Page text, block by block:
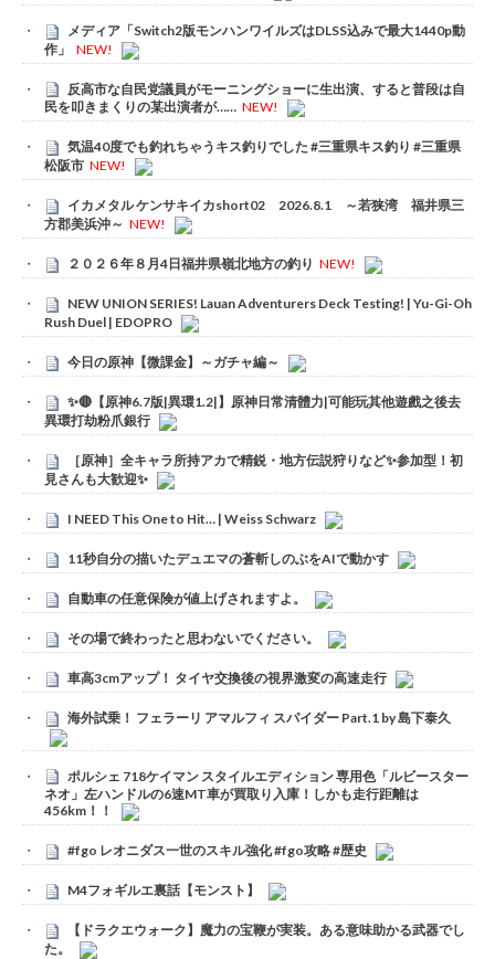
メディア「Switch2版モンハンワイルズはDLSS込みで最大1440p動
作」
NEW!
反高市な自民党議員がモーニングショーに生出演、すると普段は自
民を叩きまくりの某出演者が…… NEW!
気温40度でも釣れちゃうキス釣りでした #三重県キス釣り #三重県
松阪市 NEW!
イカメタル ケンサキイカshort02 2026.8.1 ～若狭湾 福井県三
方郡美浜沖～ NEW!
２０２６年８月4日福井県嶺北地方の釣り NEW!
NEW UNION SERIES! Lauan Adventurers Deck Testing! | Yu-Gi-Oh
Rush Duel | EDOPRO
今日の原神【微課金】～ガチャ編～
✨🔴【原神6.7版|異環1.2|】原神日常清體力|可能玩其他遊戲之後去
異環打劫粉爪銀行
［原神］全キャラ所持アカで精鋭・地方伝説狩りなど✨参加型！初
見さんも大歓迎✨
I NEED This One to Hit… | Weiss Schwarz
11秒自分の描いたデュエマの蒼斬しのぶをAIで動かす
自動車の任意保険が値上げされますよ。
その場で終わったと思わないでください。
車高3cmアップ！ タイヤ交換後の視界激変の高速走行
海外試乗！ フェラーリ アマルフィ スパイダー Part.1 by 島下泰久
ポルシェ 718ケイマン スタイルエディション 専用色「ルビースター
ネオ」左ハンドルの6速MT車が買取り入庫！しかも走行距離は
456km！！
#fgo レオニダス一世のスキル強化 #fgo攻略 #歴史
M4フォギルエ裏話【モンスト】
【ドラクエウォーク】魔力の宝鞭が実装。ある意味助かる武器でし
た。